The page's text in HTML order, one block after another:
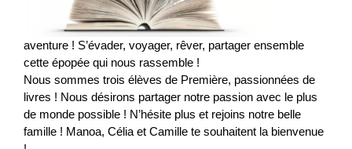
aventure ! S’évader, voyager, rêver, partager ensemble
cette épopée qui nous rassemble !
Nous sommes trois élèves de Première, passionnées de
livres ! Nous désirons partager notre passion avec le plus
de monde possible ! N’hésite plus et rejoins notre belle
famille ! Manoa, Célia et Camille te souhaitent la bienvenue